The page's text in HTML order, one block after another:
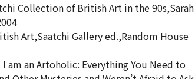
Collection of British Art in the 90s,Sarah
Art,Saatchi Gallery ed.,Random House
I am an Artoholic: Everything You Need to